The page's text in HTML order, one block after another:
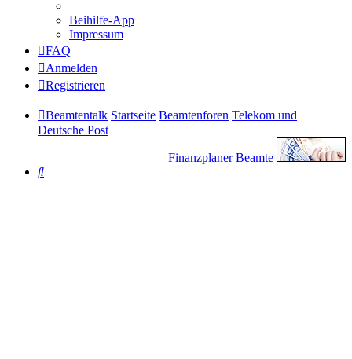
Beihilfe-App
Impressum
FAQ
Anmelden
Registrieren
Beamtentalk Startseite Beamtenforen Telekom und
Deutsche Post
Finanzplaner Beamte
Suche